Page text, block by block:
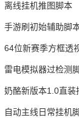
离线挂机推图脚本
手游刷初始辅助脚
奶酪新版本1.0直装
自动主线日常挂机